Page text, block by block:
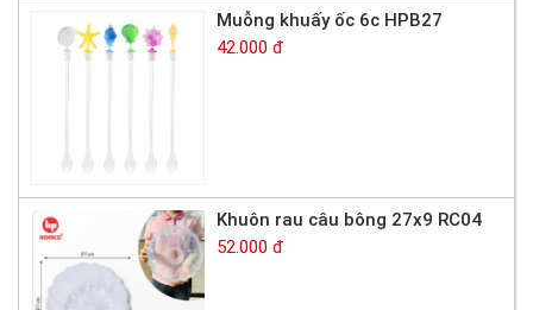
Muỗng khuấy ốc 6c HPB27
42.000 đ
Khuôn rau câu bông 27x9 RC04
52.000 đ